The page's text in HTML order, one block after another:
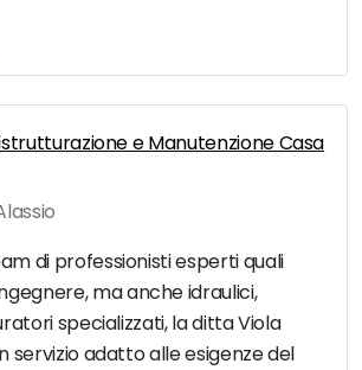
e Manutenzione Casa
di professionisti esperti quali
ma anche idraulici,
specializzati, la ditta Viola
servizio adatto alle esigenze del